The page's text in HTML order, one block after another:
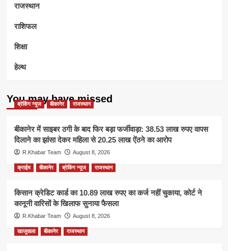
राजस्थान
राशिफल
शिक्षा
हेल्थ
You may have missed
ब्रेकिंग न्यूज बीकानेर राजस्थान
बीकानेर में साइबर ठगी के बाद फिर बड़ा फर्जीवाड़ा: 38.53 लाख रुपए वापस
दिलाने का झांसा देकर महिला से 20.25 लाख ऐंठने का आरोप
R.Khabar Team August 8, 2026
क्राईम बीकानेर ब्रेकिंग न्यूज राजस्थान
किसान क्रेडिट कार्ड का 10.89 लाख रुपए का कर्ज नहीं चुकाया, कोर्ट ने
कानूनी वारिसों के खिलाफ सुनाया फैसला
R.Khabar Team August 8, 2026
खाजूवाला बीकानेर राजस्थान